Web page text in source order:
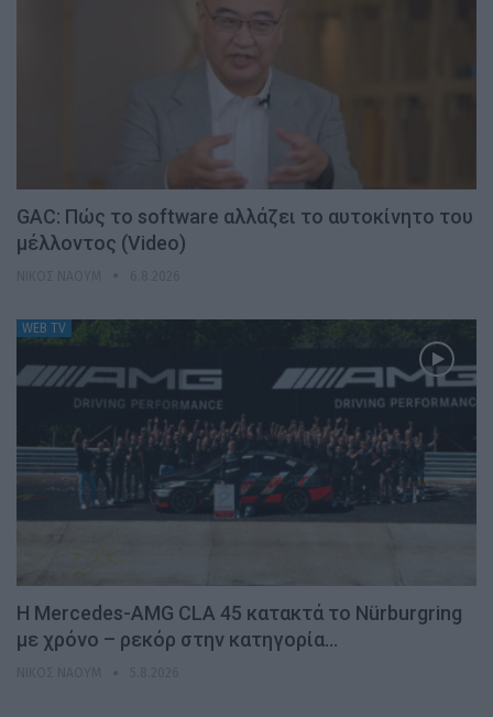
GAC: Πώς το software αλλάζει το αυτοκίνητο του
μέλλοντος (Video)
WEB TV
Η Mercedes-AMG CLA 45 κατακτά το Nürburgring
με χρόνο – ρεκόρ στην κατηγορία…